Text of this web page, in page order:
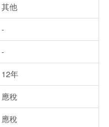
其他
-
-
12年
應稅
應稅